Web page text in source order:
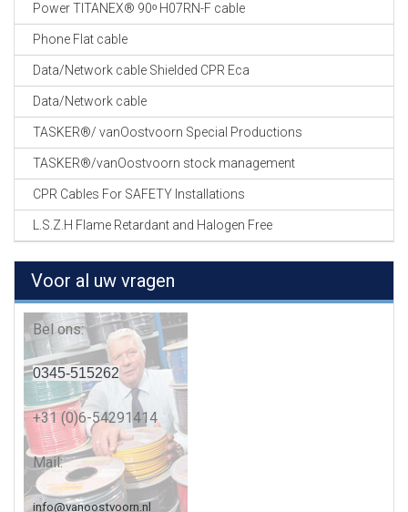
Power TITANEX® 90ᵒ H07RN-F cable
Phone Flat cable
Data/Network cable Shielded CPR Eca
Data/Network cable
TASKER®/ vanOostvoorn Special Productions
TASKER®/vanOostvoorn stock management
CPR Cables For SAFETY Installations
L.S.Z.H Flame Retardant and Halogen Free
Voor al uw vragen
Bel ons:
0345-515262
+31 (0)6-54291414
Mail:
info@vanoostvoorn.nl